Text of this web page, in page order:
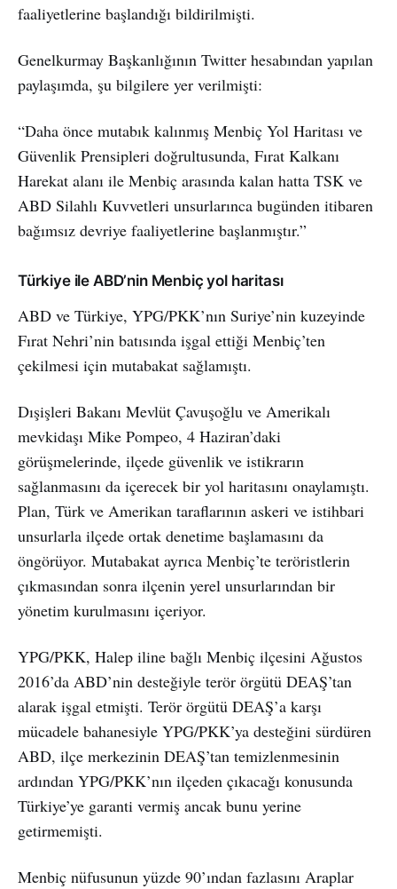
faaliyetlerine başlandığı bildirilmişti.
Genelkurmay Başkanlığının Twitter hesabından yapılan
paylaşımda, şu bilgilere yer verilmişti:
“Daha önce mutabık kalınmış Menbiç Yol Haritası ve
Güvenlik Prensipleri doğrultusunda, Fırat Kalkanı
Harekat alanı ile Menbiç arasında kalan hatta TSK ve
ABD Silahlı Kuvvetleri unsurlarınca bugünden itibaren
bağımsız devriye faaliyetlerine başlanmıştır.”
Türkiye ile ABD’nin Menbiç yol haritası
ABD ve Türkiye, YPG/PKK’nın Suriye’nin kuzeyinde
Fırat Nehri’nin batısında işgal ettiği Menbiç’ten
çekilmesi için mutabakat sağlamıştı.
Dışişleri Bakanı Mevlüt Çavuşoğlu ve Amerikalı
mevkidaşı Mike Pompeo, 4 Haziran’daki
görüşmelerinde, ilçede güvenlik ve istikrarın
sağlanmasını da içerecek bir yol haritasını onaylamıştı.
Plan, Türk ve Amerikan taraflarının askeri ve istihbari
unsurlarla ilçede ortak denetime başlamasını da
öngörüyor. Mutabakat ayrıca Menbiç’te teröristlerin
çıkmasından sonra ilçenin yerel unsurlarından bir
yönetim kurulmasını içeriyor.
YPG/PKK, Halep iline bağlı Menbiç ilçesini Ağustos
2016’da ABD’nin desteğiyle terör örgütü DEAŞ’tan
alarak işgal etmişti. Terör örgütü DEAŞ’a karşı
mücadele bahanesiyle YPG/PKK’ya desteğini sürdüren
ABD, ilçe merkezinin DEAŞ’tan temizlenmesinin
ardından YPG/PKK’nın ilçeden çıkacağı konusunda
Türkiye’ye garanti vermiş ancak bunu yerine
getirmemişti.
Menbiç nüfusunun yüzde 90’ından fazlasını Araplar